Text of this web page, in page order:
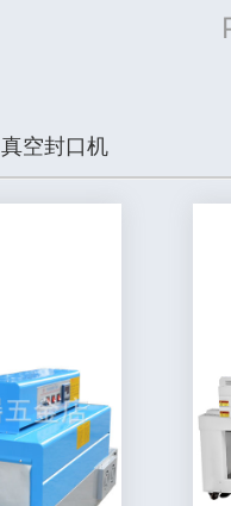
真空封口机